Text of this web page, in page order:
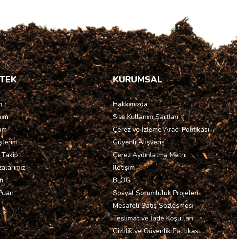
KURUMSAL
Hakkımızda
Site Kullanım Şartları
Çerez ve İzleme Aracı Politikası
Güvenli Alışveriş
Çerez Aydınlatma Metni
İletişim
BLOG
Sosyal Sorumluluk Projeleri
Mesafeli Satış Sözleşmesi
Teslimat ve İade Koşulları
Gizlilik ve Güvenlik Politikası